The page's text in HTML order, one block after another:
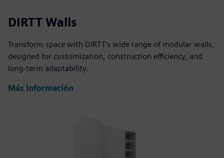
DIRTT Walls
Transform space with DIRTT's wide range of modular walls,
designed for customization, construction efficiency, and
long-term adaptability.
Más información